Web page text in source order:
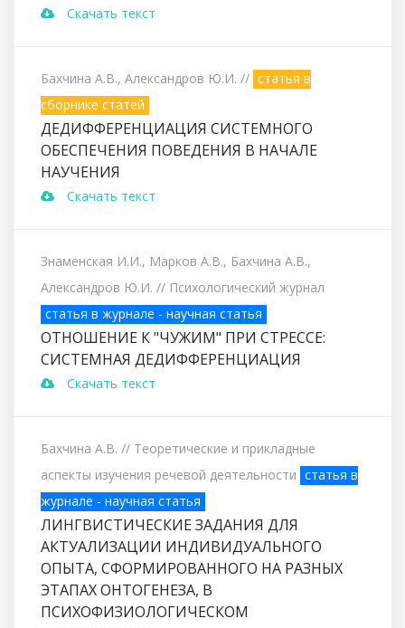
Скачать текст
Бахчина А.В., Александров Ю.И. // статья в
сборнике статей
ДЕДИФФЕРЕНЦИАЦИЯ СИСТЕМНОГО
ОБЕСПЕЧЕНИЯ ПОВЕДЕНИЯ В НАЧАЛЕ
НАУЧЕНИЯ
Скачать текст
Знаменская И.И., Марков А.В., Бахчина А.В.,
Александров Ю.И. // Психологический журнал
статья в журнале - научная статья
ОТНОШЕНИЕ К "ЧУЖИМ" ПРИ СТРЕССЕ:
СИСТЕМНАЯ ДЕДИФФЕРЕНЦИАЦИЯ
Скачать текст
Бахчина А.В. // Теоретические и прикладные
аспекты изучения речевой деятельности статья в
журнале - научная статья
ЛИНГВИСТИЧЕСКИЕ ЗАДАНИЯ ДЛЯ
АКТУАЛИЗАЦИИ ИНДИВИДУАЛЬНОГО
ОПЫТА, СФОРМИРОВАННОГО НА РАЗНЫХ
ЭТАПАХ ОНТОГЕНЕЗА, В
ПСИХОФИЗИОЛОГИЧЕСКОМ